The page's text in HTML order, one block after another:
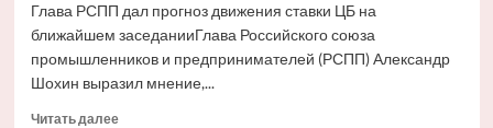
Глава РСПП дал прогноз движения ставки ЦБ на
ближайшем заседанииГлава Российского союза
промышленников и предпринимателей (РСПП) Александр
Шохин выразил мнение,...
Читать далееПрочитать